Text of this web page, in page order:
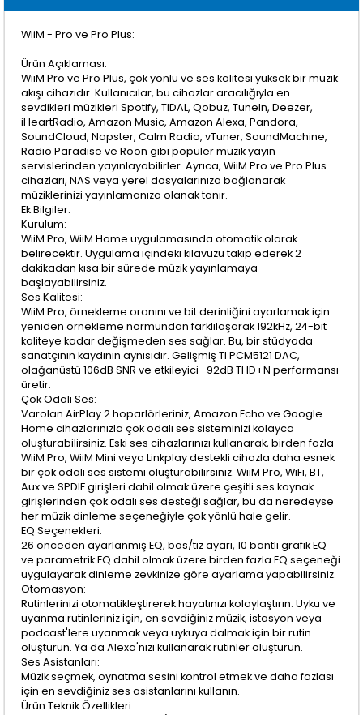
WiiM - Pro ve Pro Plus:
Ürün Açıklaması:
WiiM Pro ve Pro Plus, çok yönlü ve ses kalitesi yüksek bir müzik
akışı cihazıdır. Kullanıcılar, bu cihazlar aracılığıyla en
sevdikleri müzikleri Spotify, TIDAL, Qobuz, TuneIn, Deezer,
iHeartRadio, Amazon Music, Amazon Alexa, Pandora,
SoundCloud, Napster, Calm Radio, vTuner, SoundMachine,
Radio Paradise ve Roon gibi popüler müzik yayın
servislerinden yayınlayabilirler. Ayrıca, WiiM Pro ve Pro Plus
cihazları, NAS veya yerel dosyalarınıza bağlanarak
müziklerinizi yayınlamanıza olanak tanır.
Ek Bilgiler:
Kurulum:
WiiM Pro, WiiM Home uygulamasında otomatik olarak
belirecektir. Uygulama içindeki kılavuzu takip ederek 2
dakikadan kısa bir sürede müzik yayınlamaya
başlayabilirsiniz.
Ses Kalitesi:
WiiM Pro, örnekleme oranını ve bit derinliğini ayarlamak için
yeniden örnekleme normundan farklılaşarak 192kHz, 24-bit
kaliteye kadar değişmeden ses sağlar. Bu, bir stüdyoda
sanatçının kaydının aynısıdır. Gelişmiş TI PCM5121 DAC,
olağanüstü 106dB SNR ve etkileyici -92dB THD+N performansı
üretir.
Çok Odalı Ses:
Varolan AirPlay 2 hoparlörleriniz, Amazon Echo ve Google
Home cihazlarınızla çok odalı ses sisteminizi kolayca
oluşturabilirsiniz. Eski ses cihazlarınızı kullanarak, birden fazla
WiiM Pro, WiiM Mini veya Linkplay destekli cihazla daha esnek
bir çok odalı ses sistemi oluşturabilirsiniz. WiiM Pro, WiFi, BT,
Aux ve SPDIF girişleri dahil olmak üzere çeşitli ses kaynak
girişlerinden çok odalı ses desteği sağlar, bu da neredeyse
her müzik dinleme seçeneğiyle çok yönlü hale gelir.
EQ Seçenekleri:
26 önceden ayarlanmış EQ, bas/tiz ayarı, 10 bantlı grafik EQ
ve parametrik EQ dahil olmak üzere birden fazla EQ seçeneği
uygulayarak dinleme zevkinize göre ayarlama yapabilirsiniz.
Otomasyon:
Rutinlerinizi otomatikleştirerek hayatınızı kolaylaştırın. Uyku ve
uyanma rutinleriniz için, en sevdiğiniz müzik, istasyon veya
podcast'lere uyanmak veya uykuya dalmak için bir rutin
oluşturun. Ya da Alexa'nızı kullanarak rutinler oluşturun.
Ses Asistanları:
Müzik seçmek, oynatma sesini kontrol etmek ve daha fazlası
için en sevdiğiniz ses asistanlarını kullanın.
Ürün Teknik Özellikleri: